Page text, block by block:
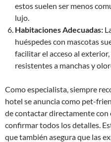
estos suelen ser menos
lujo.
Habitaciones Adecuadas:
huéspedes con mascotas
facilitar el acceso al
resistentes a manchas y
Como especialista, siempre
hotel se anuncia como pet-
de contactar directamente
confirmar todos los detalles.
que también asegura que las